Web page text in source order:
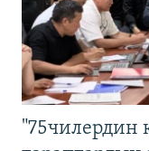
"75чилердин